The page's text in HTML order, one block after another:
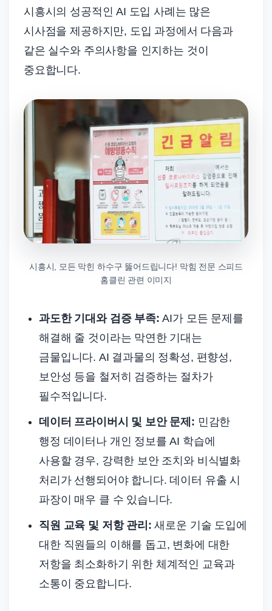
시흥시의 성공적인 AI 도입 사례는 많은
시사점을 제공하지만, 도입 과정에서 다음과
같은 실수와 주의사항을 인지하는 것이
중요합니다.
시흥시, 모든 막힌 하수구 뚫어드립니다! 막힘 전문 스피드
홈클린 관련 이미지
과도한 기대와 검증 부족: AI가 모든 문제를
해결해 줄 것이라는 막연한 기대는
금물입니다. AI 결과물의 정확성, 편향성,
보안성 등을 철저히 검증하는 절차가
필수적입니다.
데이터 프라이버시 및 보안 문제: 민감한
행정 데이터나 개인 정보를 AI 학습에
사용할 경우, 강력한 보안 조치와 비식별화
처리가 선행되어야 합니다. 데이터 유출 시
파장이 매우 클 수 있습니다.
직원 교육 및 저항 관리: 새로운 기술 도입에
대한 직원들의 이해를 돕고, 변화에 대한
저항을 최소화하기 위한 체계적인 교육과
소통이 중요합니다.